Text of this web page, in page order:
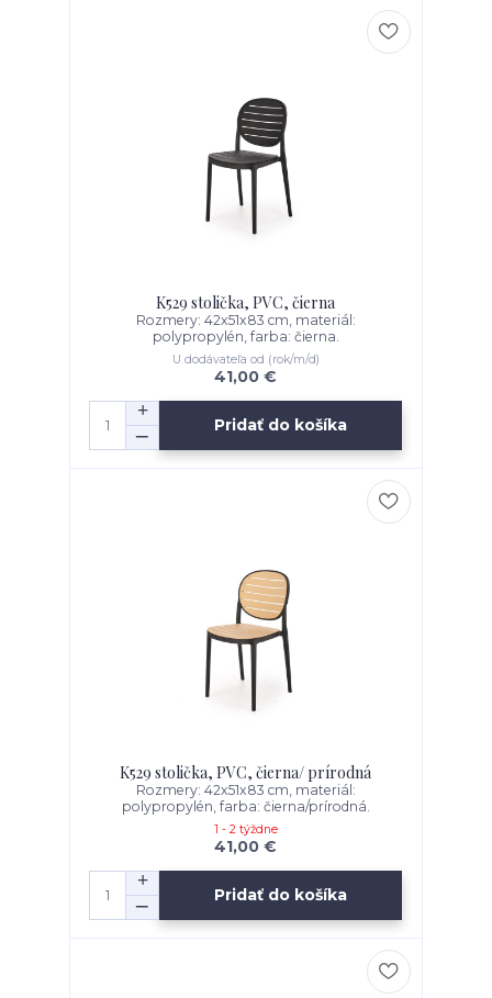
K529 stolička, PVC, čierna
Rozmery: 42x51x83 cm, materiál:
polypropylén, farba: čierna.
41,00 €
U dodávateľa od (rok/m/d)
Pridať do košíka
K529 stolička, PVC, čierna/ prírodná
Rozmery: 42x51x83 cm, materiál:
polypropylén, farba: čierna/prírodná.
41,00 €
1 - 2 týždne
Pridať do košíka